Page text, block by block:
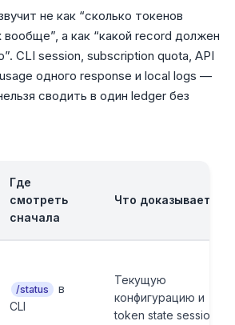
не как “сколько токенов
вообще”, а как “какой record должен
CLI session, subscription quota, API
одного response и local logs —
сводить в один ledger без
Где
смотреть
сначала
Что доказывает
/status
в
CLI
Текущую
конфигурацию и
token state session